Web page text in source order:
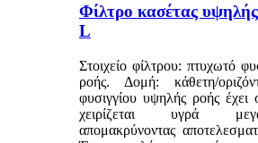
Φίλτρο κασέτας
L
Στοιχείο φίλτρου: πτυχωτό
ροής. Δομή: κάθετη/
φυσιγγίου υψηλής ροής έχει
χειρίζεται υγρά
απομακρύνοντας